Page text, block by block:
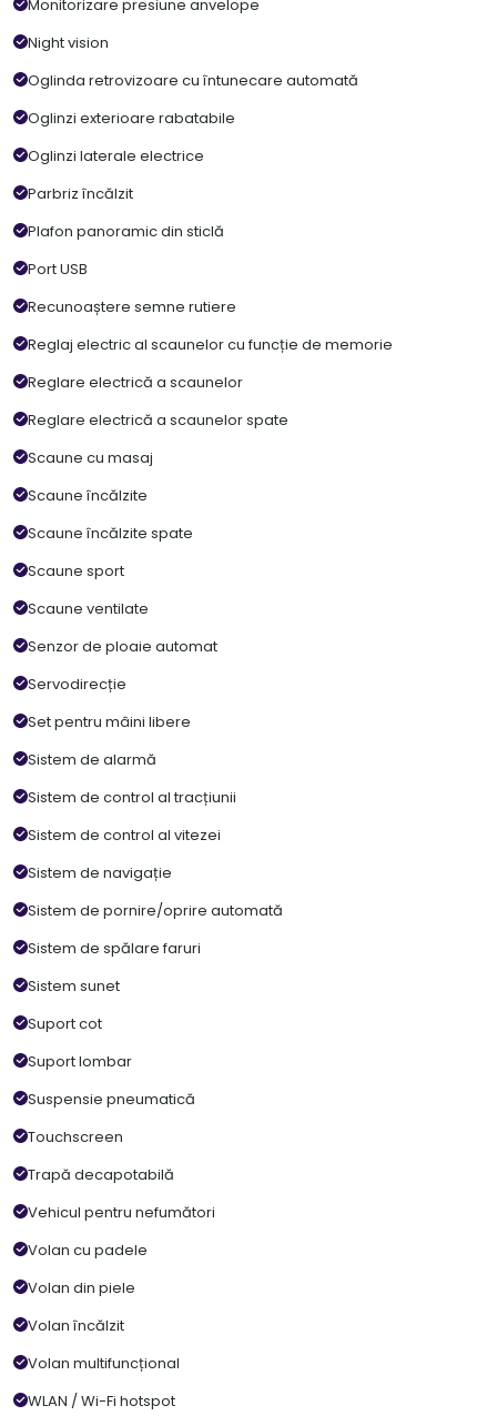
Monitorizare presiune anvelope
Night vision
Oglinda retrovizoare cu întunecare automată
Oglinzi exterioare rabatabile
Oglinzi laterale electrice
Parbriz încălzit
Plafon panoramic din sticlă
Port USB
Recunoaștere semne rutiere
Reglaj electric al scaunelor cu funcție de memorie
Reglare electrică a scaunelor
Reglare electrică a scaunelor spate
Scaune cu masaj
Scaune încălzite
Scaune încălzite spate
Scaune sport
Scaune ventilate
Senzor de ploaie automat
Servodirecție
Set pentru mâini libere
Sistem de alarmă
Sistem de control al tracțiunii
Sistem de control al vitezei
Sistem de navigație
Sistem de pornire/oprire automată
Sistem de spălare faruri
Sistem sunet
Suport cot
Suport lombar
Suspensie pneumatică
Touchscreen
Trapă decapotabilă
Vehicul pentru nefumători
Volan cu padele
Volan din piele
Volan încălzit
Volan multifuncțional
WLAN / Wi-Fi hotspot